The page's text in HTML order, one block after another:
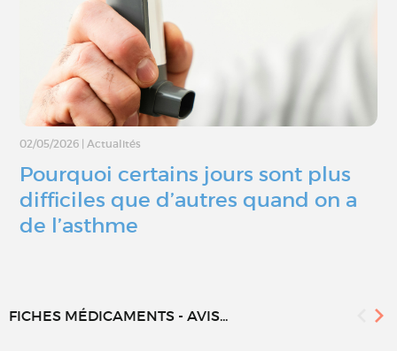
02/05/2026 Actualités
Pourquoi certains jours sont plus
difficiles que d’autres quand on a
de l’asthme
FICHES MÉDICAMENTS - AVIS...